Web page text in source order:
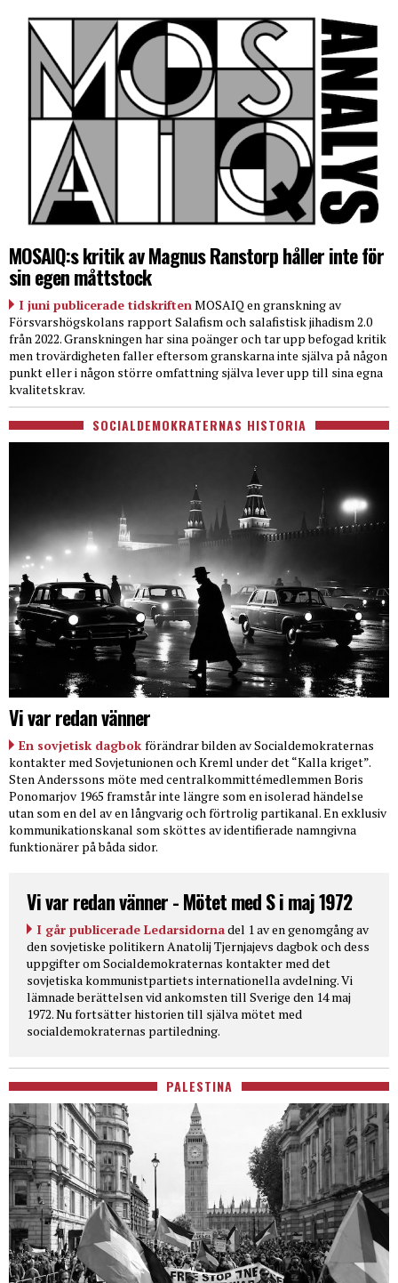
MOSAIQ:s kritik av Magnus Ranstorp håller inte för
sin egen måttstock
I juni publicerade tidskriften MOSAIQ en granskning av
Försvarshögskolans rapport Salafism och salafistisk jihadism 2.0
från 2022. Granskningen har sina poänger och tar upp befogad kritik
men trovärdigheten faller eftersom granskarna inte själva på någon
punkt eller i någon större omfattning själva lever upp till sina egna
kvalitetskrav.
SOCIALDEMOKRATERNAS HISTORIA
Vi var redan vänner
En sovjetisk dagbok förändrar bilden av Socialdemokraternas
kontakter med Sovjetunionen och Kreml under det “Kalla kriget”.
Sten Anderssons möte med centralkommittémedlemmen Boris
Ponomarjov 1965 framstår inte längre som en isolerad händelse
utan som en del av en långvarig och förtrolig partikanal. En exklusiv
kommunikationskanal som sköttes av identifierade namngivna
funktionärer på båda sidor.
Vi var redan vänner - Mötet med S i maj 1972
I går publicerade Ledarsidornadel 1 av en genomgång av
den sovjetiske politikern Anatolij Tjernjajevs dagbok och dess
uppgifter om Socialdemokraternas kontakter med det
sovjetiska kommunistpartiets internationella avdelning. Vi
lämnade berättelsen vid ankomsten till Sverige den 14 maj
1972. Nu fortsätter historien till själva mötet med
socialdemokraternas partiledning.
PALESTINA